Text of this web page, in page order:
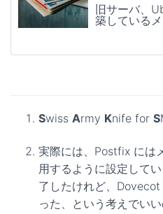
旧サーバ、
築している
Swiss Army Knife for S
実際には、Postfix には
用するように設定して
了したけれど、
った、という考えでい